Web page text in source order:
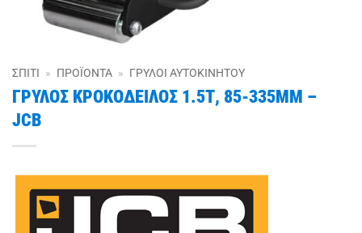
ΣΠΊΤΙ » ΠΡΟΪΌΝΤΑ » ΓΡΎΛΟΙ ΑΥΤΟΚΙΝΉΤΟΥ
ΓΡΥΛΟΣ ΚΡΟΚΟΔΕΙΛΟΣ 1.5Τ, 85-335ΜΜ –
JCB